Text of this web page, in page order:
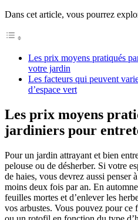
Dans cet article, vous pourrez
Les prix moyens pratiqués
votre jardin
Les facteurs qui peuvent
d’espace vert
Les prix moyens
jardiniers pour
Pour un jardin attrayant et bien
pelouse ou de désherber. Si votre
de haies, vous devrez aussi penser
moins deux fois par an. En
feuilles mortes et d’enlever les
vos arbustes. Vous pouvez pour ce